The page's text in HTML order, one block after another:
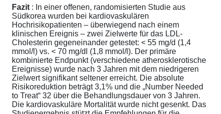
Fazit : In einer offenen, randomisierten Studie aus
Südkorea wurden bei kardiovaskulären
Hochrisikopatienten – überwiegend nach einem
klinischen Ereignis – zwei Zielwerte für das LDL-
Cholesterin gegeneinander getestet: < 55 mg/d (1,4
mmol/l) vs. < 70 mg/dl (1,8 mmol/l). Der primäre
kombinierte Endpunkt (verschiedene atherosklerotische
Ereignisse) wurde nach 3 Jahren mit dem niedrigeren
Zielwert signifikant seltener erreicht. Die absolute
Risikoreduktion beträgt 3,1% und die „Number Needed
to Treat“ 32 über die Behandlungsdauer von 3 Jahren.
Die kardiovaskuläre Mortalität wurde nicht gesenkt. Das